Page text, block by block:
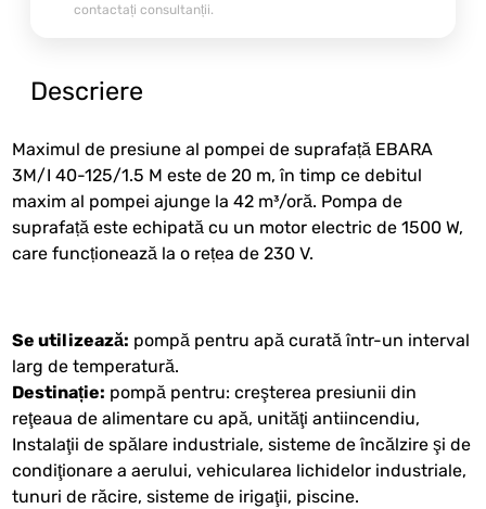
contactați consultanții.
Descriere
Maximul de presiune al pompei de suprafață EBARA
3M/I 40-125/1.5 M este de 20 m, în timp ce debitul
maxim al pompei ajunge la 42 m³/oră. Pompa de
suprafață este echipată cu un motor electric de 1500 W,
care funcționează la o rețea de 230 V.
Se utilizează: pompă pentru apă curată într-un interval
larg de temperatură.
Destinație: pompă pentru: creşterea presiunii din
reţeaua de alimentare cu apă, unităţi antiincendiu,
Instalaţii de spălare industriale, sisteme de încălzire şi de
condiţionare a aerului, vehicularea lichidelor industriale,
tunuri de răcire, sisteme de irigaţii, piscine.